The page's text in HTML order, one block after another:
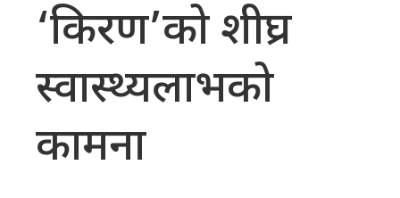
‘किरण’को शीघ्र
स्वास्थ्यलाभको
कामना